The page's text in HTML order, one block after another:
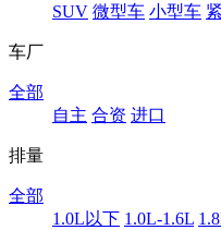
SUV 微型车 小型车
车厂
全部
自主 合资 进口
排量
全部
1.0L以下 1.0L-1.6L